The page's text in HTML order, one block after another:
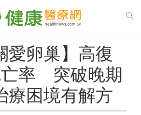
愛卵巢】高復
亡率 突破晚期
療困境有解方